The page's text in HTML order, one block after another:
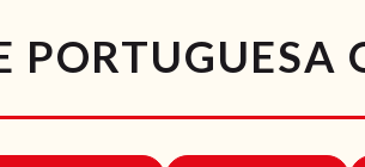
PORTUGUESA